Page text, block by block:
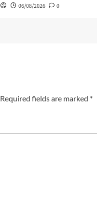
06/08/2026 0
Required fields are marked *